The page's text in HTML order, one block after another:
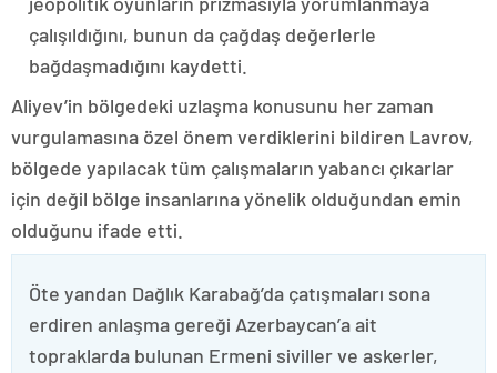
çalışıldığını, bunun da çağdaş değerlerle
bağdaşmadığını kaydetti.
Aliyev’in bölgedeki uzlaşma konusunu her zaman
vurgulamasına özel önem verdiklerini bildiren Lavrov,
bölgede yapılacak tüm çalışmaların yabancı çıkarlar
için değil bölge insanlarına yönelik olduğundan emin
olduğunu ifade etti.
Öte yandan Dağlık Karabağ’da çatışmaları sona
erdiren anlaşma gereği Azerbaycan’a ait
topraklarda bulunan Ermeni siviller ve askerler,